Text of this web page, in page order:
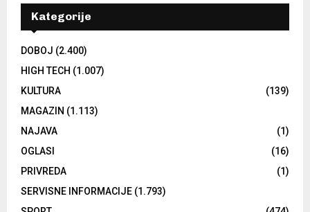
Kategorije
DOBOJ (2.400)
HIGH TECH (1.007)
KULTURA
(139)
MAGAZIN (1.113)
NAJAVA
(1)
OGLASI
(16)
PRIVREDA
(1)
SERVISNE INFORMACIJE (1.793)